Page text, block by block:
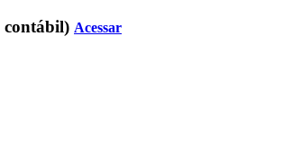
contábil) Acessar